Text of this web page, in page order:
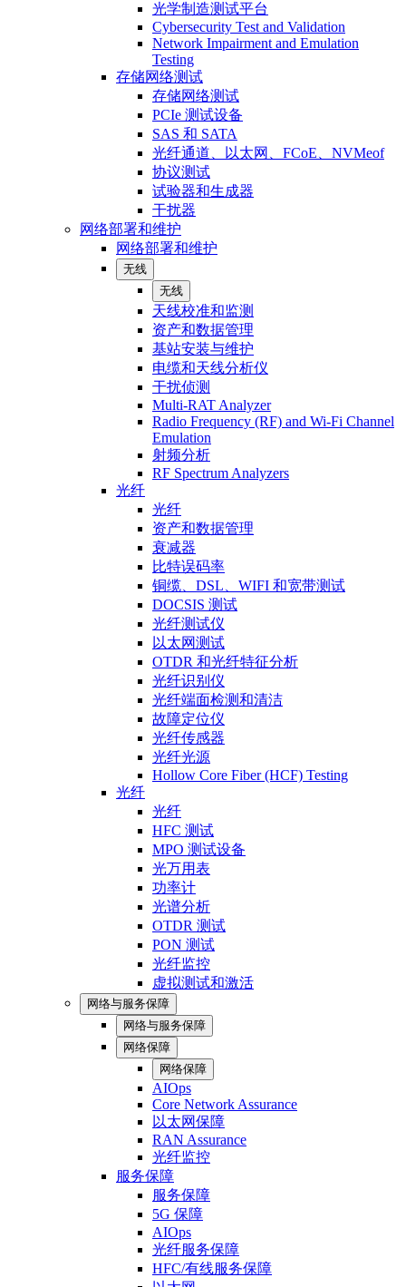
光学制造测试平台
Cybersecurity Test and Validation
Network Impairment and Emulation
Testing
存储网络测试
存储网络测试
PCIe 测试设备
SAS 和 SATA
光纤通道、以太网、FCoE、NVMeof
协议测试
试验器和生成器
干扰器
网络部署和维护
网络部署和维护
无线
无线
天线校准和监测
资产和数据管理
基站安装与维护
电缆和天线分析仪
干扰侦测
Multi-RAT Analyzer
Radio Frequency (RF) and Wi-Fi Channel
Emulation
射频分析
RF Spectrum Analyzers
光纤
光纤
资产和数据管理
衰减器
比特误码率
铜缆、DSL、WIFI 和宽带测试
DOCSIS 测试
光纤测试仪
以太网测试
OTDR 和光纤特征分析
光纤识别仪
光纤端面检测和清洁
故障定位仪
光纤传感器
光纤光源
Hollow Core Fiber (HCF) Testing
光纤
光纤
HFC 测试
MPO 测试设备
光万用表
功率计
光谱分析
OTDR 测试
PON 测试
光纤监控
虚拟测试和激活
网络与服务保障
网络与服务保障
网络保障
网络保障
AIOps
Core Network Assurance
以太网保障
RAN Assurance
光纤监控
服务保障
服务保障
5G 保障
AIOps
光纤服务保障
HFC/有线服务保障